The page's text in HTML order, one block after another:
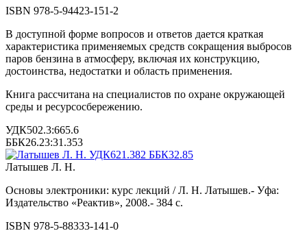
ISBN 978-5-94423-151-2
В доступной форме вопросов и ответов дается краткая
характеристика применяемых средств сокращения выбросов
паров бензина в атмосферу, включая их конструкцию,
достоинства, недостатки и область применения.
Книга рассчитана на специалистов по охране окружающей
среды и ресурсосбережению.
УДК502.3:665.6
ББК26.23:31.353
Латышев Л. Н.
Основы электроники: курс лекций / Л. Н. Латышев.- Уфа:
Издательство «Реактив», 2008.- 384 с.
ISBN 978-5-88333-141-0